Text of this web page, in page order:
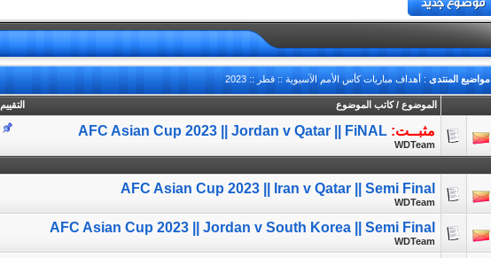
مواضيع المنتدى : أهداف مباريات كأس الأمم الآسيوية :: قطر :: 2023
التقييم الموضوع /كاتب الموضوع
مثبــت: AFC Asian Cup 2023 || Jordan v Qatar || FiNAL
WDTeam
AFC Asian Cup 2023 || Iran v Qatar || Semi Final
WDTeam
AFC Asian Cup 2023 || Jordan v South Korea || Semi Final
WDTeam